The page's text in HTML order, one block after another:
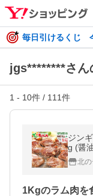
毎日引けるくじ
jgs********さん
1 - 10件 / 111件
ジン
g (醤
羊肉
本 グ
北
1Kgのラム肉を